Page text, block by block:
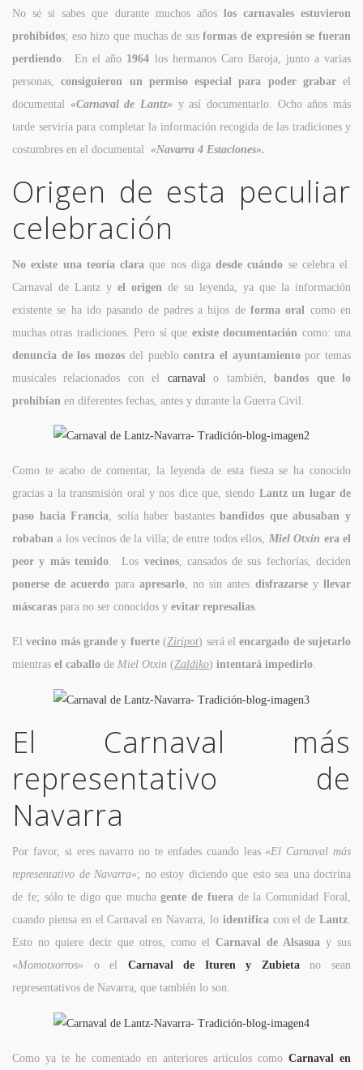
No sé si sabes que durante muchos años los carnavales estuvieron
prohibidos; eso hizo que muchas de susformas de expresión se fueran
perdiendo . En el año 1964 los hermanos Caro Baroja, junto a varias
personas,consiguieron un permiso especial para poder grabarel
documental «Carnaval de Lantz» y así documentarlo. Ocho años más
tarde serviría para completar la información recogida de las tradiciones y
costumbres en el documental «Navarra 4 Estaciones».
Origen de esta peculiar
celebración
No existe una teoría clara que nos diga desde cuándo se celebra el
Carnaval de Lantz y el origen de su leyenda, ya que la información
existente se ha ido pasando de padres a hijos deforma oral como en
muchas otras tradiciones. Pero sí que existe documentación como: una
denuncia de los mozos del pueblocontra el ayuntamientopor temas
musicales relacionados con el carnaval o también,bandos que lo
prohibían en diferentes fechas, antes y durante la Guerra Civil.
Como te acabo de comentar, la leyenda de esta fiesta se ha conocido
gracias a la transmisión oral y nos dice que, siendo Lantz un lugar de
paso hacia Francia, solía haber bastantesbandidos que abusaban y
robaban a los vecinos de la villa; de entre todos ellos, Miel Otxin era el
peor y más temido. Los vecinos, cansados de sus fechorías, deciden
ponerse de acuerdo para apresarlo, no sin antes disfrazarse yllevar
máscaras para no ser conocidos y evitar represalias.
Elvecino más grande y fuerte(Ziripot) será elencargado de sujetarlo
mientras el caballo de Miel Otxin (Zaldiko) intentará impedirlo.
El Carnaval más
representativo de
Navarra
Por favor, si eres navarro no te enfades cuando leas «El Carnaval más
representativo de Navarra«; no estoy diciendo que esto sea una doctrina
de fe; sólo te digo que muchagente de fuerade la Comunidad Foral,
cuando piensa en el Carnaval en Navarra, lo identificacon el deLantz.
Esto no quiere decir que otros, como el Carnaval de Alsasua y sus
«Momotxorros» o el Carnaval de Ituren y Zubietano sean
representativos de Navarra, que también lo son.
Como ya te he comentado en anteriores artículos como Carnaval en